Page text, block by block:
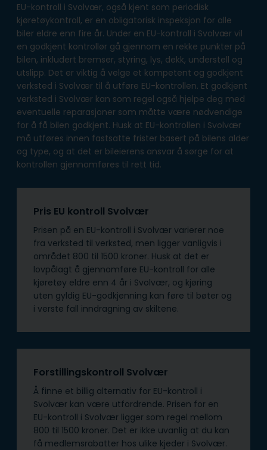
EU-kontroll i Svolvær, også kjent som periodisk
kjøretøykontroll, er en obligatorisk inspeksjon for alle
biler eldre enn fire år. Under en EU-kontroll i Svolvær vil
en godkjent kontrollør gå gjennom en rekke punkter på
bilen, inkludert bremser, styring, lys, dekk, understell og
utslipp. Det er viktig å velge et kompetent og godkjent
verksted i Svolvær til å utføre EU-kontrollen. Et godkjent
verksted i Svolvær kan som regel også hjelpe deg med
eventuelle reparasjoner som måtte være nødvendige
for å få bilen godkjent. Husk at EU-kontrollen i Svolvær
må utføres innen fastsatte frister basert på bilens alder
og type, og at det er bileierens ansvar å sørge for at
kontrollen gjennomføres til rett tid.
Pris EU kontroll Svolvær
Prisen på en EU-kontroll i Svolvær varierer noe
fra verksted til verksted, men ligger vanligvis i
området 800 til 1500 kroner. Husk at det er
lovpålagt å gjennomføre EU-kontroll for alle
kjøretøy eldre enn 4 år i Svolvær, og kjøring
uten gyldig EU-godkjenning kan føre til bøter og
i verste fall inndragning av skiltene.
Forstillingskontroll Svolvær
Å finne et billig alternativ for EU-kontroll i
Svolvær kan være utfordrende. Prisen for en
EU-kontroll i Svolvær ligger som regel mellom
800 til 1500 kroner. Det er ikke uvanlig at du kan
få medlemsrabatter hos ulike kjeder i Svolvær.